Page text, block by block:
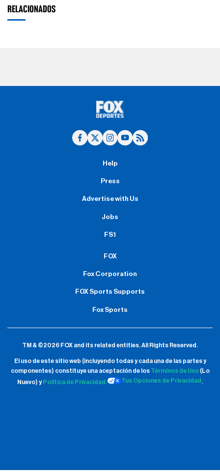
RELACIONADOS
Help
Press
Advertise with Us
Jobs
FS1
FOX
Fox Corporation
FOX Sports Supports
Fox Sports
TM & ©2026 FOX and its related entities.All Rights Reserved.
El uso de este sitio web (incluyendo todas y cada una de las partes y
componentes) constituye una aceptación de los Términos de Uso(Lo
Nuevo) y Política de Privacidad. Tus Opciones de Privacidad .